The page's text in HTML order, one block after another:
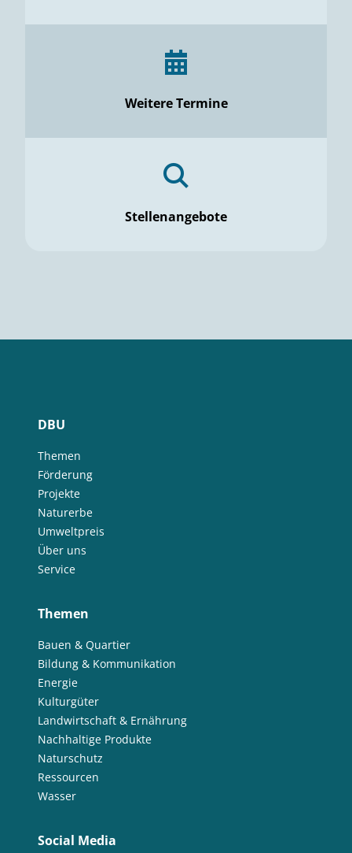
Weitere Termine
Stellenangebote
DBU
Themen
Förderung
Projekte
Naturerbe
Umweltpreis
Über uns
Service
Themen
Bauen & Quartier
Bildung & Kommunikation
Energie
Kulturgüter
Landwirtschaft & Ernährung
Nachhaltige Produkte
Naturschutz
Ressourcen
Wasser
Social Media